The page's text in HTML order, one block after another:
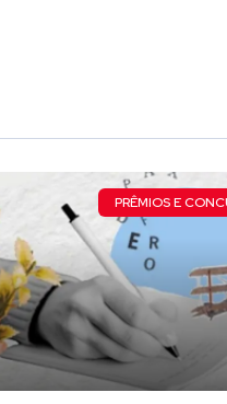
PRÊMIOS E